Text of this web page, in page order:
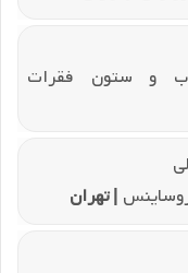
و ستون فقرات
| تهران